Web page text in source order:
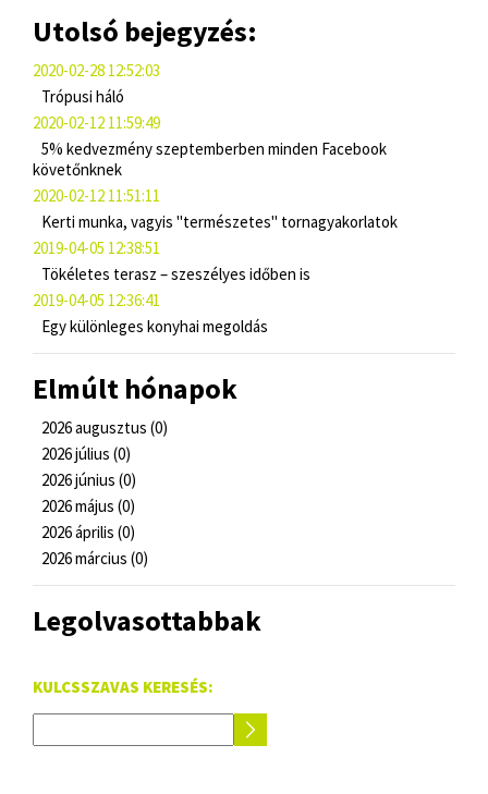
Utolsó bejegyzés:
2020-02-28 12:52:03
Trópusi háló
2020-02-12 11:59:49
5% kedvezmény szeptemberben minden Facebook
követőnknek
2020-02-12 11:51:11
Kerti munka, vagyis "természetes" tornagyakorlatok
2019-04-05 12:38:51
Tökéletes terasz – szeszélyes időben is
2019-04-05 12:36:41
Egy különleges konyhai megoldás
Elmúlt hónapok
2026 augusztus (0)
2026 július (0)
2026 június (0)
2026 május (0)
2026 április (0)
2026 március (0)
Legolvasottabbak
KULCSSZAVAS KERESÉS: